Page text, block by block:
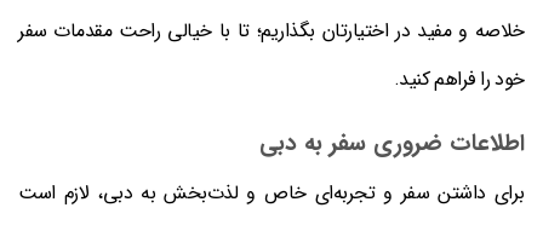
خلاصه و مفید در اختیارتان بگذاریم؛ تا با خیالی راحت مقدمات سفر
خود را فراهم کنید.
اطلاعات ضروری سفر به دبی
برای داشتن سفر و تجربه‌ای خاص و لذت‌بخش به دبی، لازم است